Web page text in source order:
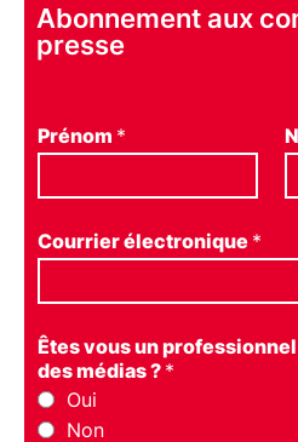
Abonnement aux
presse
Prénom *
Courrier électronique *
Êtes vous un
des médias ? *
Oui
Non